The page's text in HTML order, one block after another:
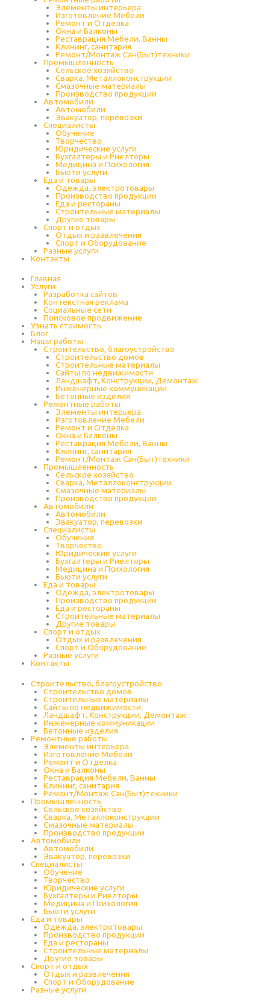
Элементы интерьера
Изготовление Мебели
Ремонт и Отделка
Окна и Балконы
Реставрация Мебели, Ванны
Клининг, санитария
Ремонт/Монтаж Сан(Быт)техники
Промышленность
Cельское хозяйство
Сварка, Металлоконструкции
Cмазочные материалы
Производство продукции
Автомобили
Автомобили
Эвакуатор, перевозки
Специалисты
Обучение
Творчество
Юридические услуги
Бухгалтеры и Риелторы
Медицина и Психология
Бьюти услуги
Еда и товары
Одежда, электротовары
Производство продукции
Еда и рестораны
Строительные материалы
Другие товары
Спорт и отдых
Отдых и развлечения
Спорт и Оборудование
Разные услуги
Контакты
Главная
Услуги
Разработка сайтов
Контекстная реклама
Социальные сети
Поисковое продвижение
Узнать стоимость
Блог
Наши работы
Строительство, благоустройство
Строительство домов
Строительные материалы
Сайты по недвижимости
Ландшафт, Конструкции, Демонтаж
Инженерные коммуникации
Бетонные изделия
Ремонтные работы
Элементы интерьера
Изготовление Мебели
Ремонт и Отделка
Окна и Балконы
Реставрация Мебели, Ванны
Клининг, санитария
Ремонт/Монтаж Сан(Быт)техники
Промышленность
Cельское хозяйство
Сварка, Металлоконструкции
Cмазочные материалы
Производство продукции
Автомобили
Автомобили
Эвакуатор, перевозки
Специалисты
Обучение
Творчество
Юридические услуги
Бухгалтеры и Риелторы
Медицина и Психология
Бьюти услуги
Еда и товары
Одежда, электротовары
Производство продукции
Еда и рестораны
Строительные материалы
Другие товары
Спорт и отдых
Отдых и развлечения
Спорт и Оборудование
Разные услуги
Контакты
Строительство, благоустройство
Строительство домов
Строительные материалы
Сайты по недвижимости
Ландшафт, Конструкции, Демонтаж
Инженерные коммуникации
Бетонные изделия
Ремонтные работы
Элементы интерьера
Изготовление Мебели
Ремонт и Отделка
Окна и Балконы
Реставрация Мебели, Ванны
Клининг, санитария
Ремонт/Монтаж Сан(Быт)техники
Промышленность
Cельское хозяйство
Сварка, Металлоконструкции
Cмазочные материалы
Производство продукции
Автомобили
Автомобили
Эвакуатор, перевозки
Специалисты
Обучение
Творчество
Юридические услуги
Бухгалтеры и Риелторы
Медицина и Психология
Бьюти услуги
Еда и товары
Одежда, электротовары
Производство продукции
Еда и рестораны
Строительные материалы
Другие товары
Спорт и отдых
Отдых и развлечения
Спорт и Оборудование
Разные услуги